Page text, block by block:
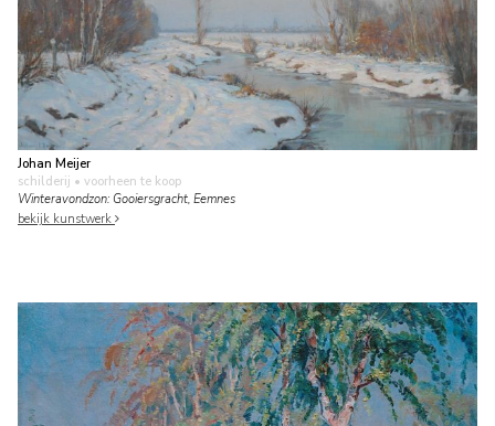
Johan Meijer
schilderij • voorheen te koop
Winteravondzon: Gooiersgracht, Eemnes
bekijk kunstwerk